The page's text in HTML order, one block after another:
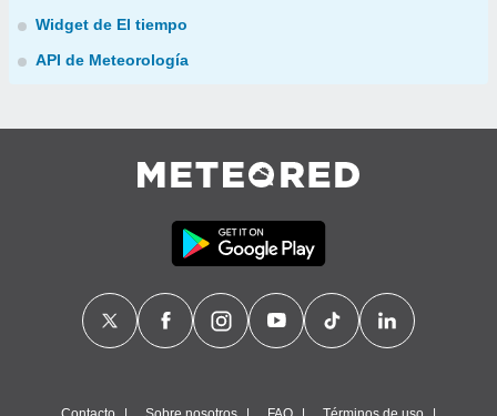
Widget de El tiempo
API de Meteorología